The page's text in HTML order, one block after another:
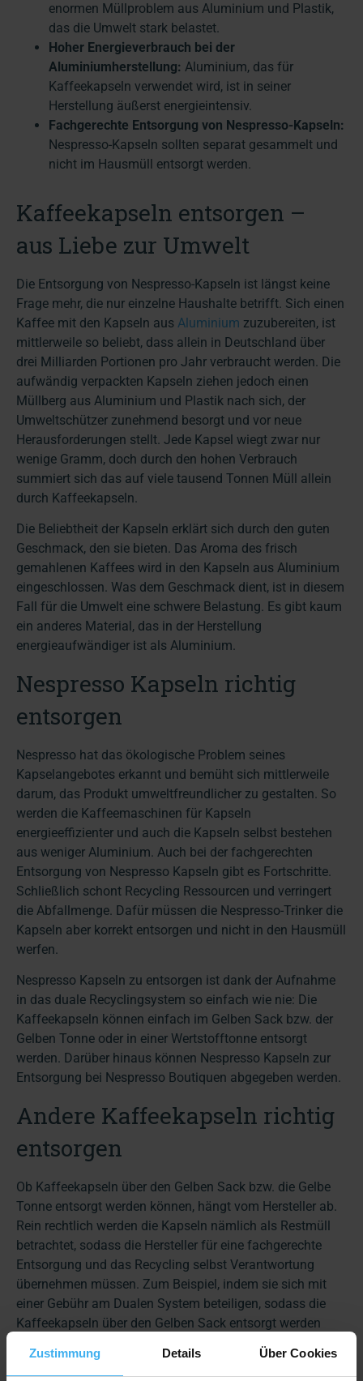
Zustimmung Details Über Cookies
enormen Müllproblem aus Aluminium und Plastik,
das die Umwelt stark belastet.
Hoher Energieverbrauch bei der
Aluminiumherstellung: Aluminium, das für
Kaffeekapseln verwendet wird, ist in seiner
Herstellung äußerst energieintensiv.
Fachgerechte Entsorgung von Nespresso-Kapseln:
Nespresso-Kapseln sollten separat gesammelt und
nicht im Hausmüll entsorgt werden.
Kaffeekapseln entsorgen –
aus Liebe zur Umwelt
Die Entsorgung von Nespresso-Kapseln ist längst keine
Frage mehr, die nur einzelne Haushalte betrifft. Sich einen
Kaffee mit den Kapseln aus Aluminium zuzubereiten, ist
mittlerweile so beliebt, dass allein in Deutschland über
drei Milliarden Portionen pro Jahr verbraucht werden. Die
aufwändig verpackten Kapseln ziehen jedoch einen
Müllberg aus Aluminium und Plastik nach sich, der
Umweltschützer zunehmend besorgt und vor neue
Herausforderungen stellt. Jede Kapsel wiegt zwar nur
wenige Gramm, doch durch den hohen Verbrauch
summiert sich das auf viele tausend Tonnen Müll allein
durch Kaffeekapseln.
Die Beliebtheit der Kapseln erklärt sich durch den guten
Geschmack, den sie bieten. Das Aroma des frisch
gemahlenen Kaffees wird in den Kapseln aus Aluminium
eingeschlossen. Was dem Geschmack dient, ist in diesem
Fall für die Umwelt eine schwere Belastung. Es gibt kaum
ein anderes Material, das in der Herstellung
energieaufwändiger ist als Aluminium.
Nespresso Kapseln richtig
entsorgen
Nespresso hat das ökologische Problem seines
Kapselangebotes erkannt und bemüht sich mittlerweile
darum, das Produkt umweltfreundlicher zu gestalten. So
werden die Kaffeemaschinen für Kapseln
energieeffizienter und auch die Kapseln selbst bestehen
aus weniger Aluminium. Auch bei der fachgerechten
Entsorgung von Nespresso Kapseln gibt es Fortschritte.
Schließlich schont Recycling Ressourcen und verringert
die Abfallmenge. Dafür müssen die Nespresso-Trinker die
Kapseln aber korrekt entsorgen und nicht in den Hausmüll
werfen.
Nespresso Kapseln zu entsorgen ist dank der Aufnahme
in das duale Recyclingsystem so einfach wie nie: Die
Kaffeekapseln können einfach im Gelben Sack bzw. der
Gelben Tonne oder in einer Wertstofftonne entsorgt
werden. Darüber hinaus können Nespresso Kapseln zur
Entsorgung bei Nespresso Boutiquen abgegeben werden.
Andere Kaffeekapseln richtig
entsorgen
Ob Kaffeekapseln über den Gelben Sack bzw. die Gelbe
Tonne entsorgt werden können, hängt vom Hersteller ab.
Rein rechtlich werden die Kapseln nämlich als Restmüll
betrachtet, sodass die Hersteller für eine fachgerechte
Entsorgung und das Recycling selbst Verantwortung
übernehmen müssen. Zum Beispiel, indem sie sich mit
einer Gebühr am Dualen System beteiligen, sodass die
Kaffeekapseln über den Gelben Sack entsorgt werden
Auskunft darüber, ob Kaffeekapseln über den Gelben